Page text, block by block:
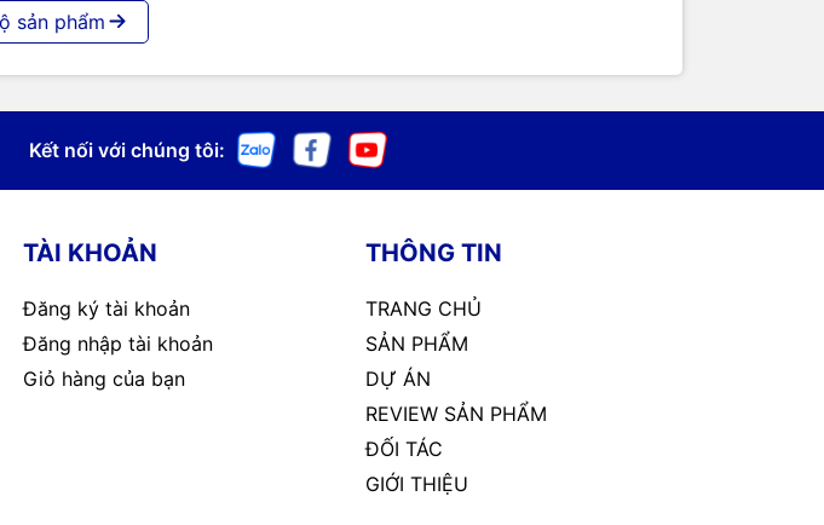
sản phẩm
Kết nối với chúng tôi:
TÀI KHOẢN
Đăng ký tài khoản
Đăng nhập tài khoản
Giỏ hàng của bạn
THÔNG TIN
TRANG CHỦ
SẢN PHẨM
DỰ ÁN
REVIEW SẢN PHẨM
ĐỐI TÁC
GIỚI THIỆU